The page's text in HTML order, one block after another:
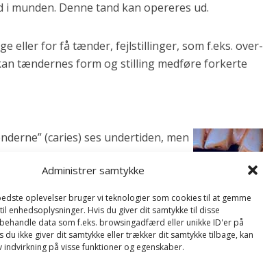
Administrer samtykke
oplevelser bruger vi teknologier som cookies til at gemme
enhedsoplysninger. Hvis du giver dit samtykke til disse
data som f.eks. browsingadfærd eller unikke ID'er på
du ikke giver dit samtykke eller trækker dit samtykke tilbage, kan
indvirkning på visse funktioner og egenskaber.
munden. Denne tand kan opereres ud.
eller for få tænder, fejlstillinger, som f.eks. over-
tændernes form og stilling medføre forkerte
(caries) ses undertiden, men
til fortænderne og for hingst og